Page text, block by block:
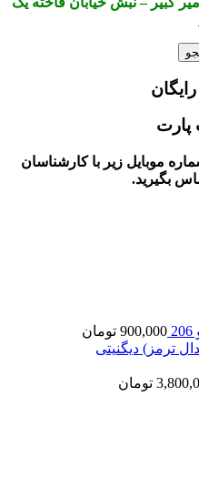
پارت
موبایل زیر با کارشناسان
بگیرید.
900,000 تومان
ترمز) دیگنیتی
تومان